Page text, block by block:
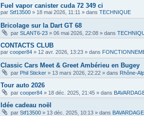
Fuel vapor canister cuda 72 349 ci
par Stf13500 » 18 mai 2026, 11:11 » dans TECHNIQUE
Bricolage sur la Dart GT 68
par SLANT6-23 » 06 mai 2026, 22:08 » dans
CONTACTS CLUB
par cooper84 » 12 avr. 2026, 13:23 » dans
Classic Cars Meet & Greet Ambérieu en Bugey
par Phil Sticker » 13 mars 2026, 22:22 » dans Rhône-
Tour auto 2026
par cooper84 » 18 déc. 2025, 21:45 » dans
Idée cadeau noël
par Stf13500 » 13 déc. 2025, 10:13 » dans